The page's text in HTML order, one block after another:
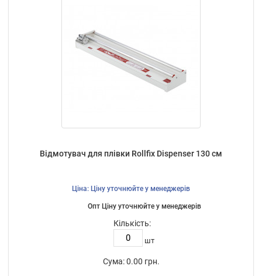
Відмотувач для плівки Rollfix Dispenser 130 см
Ціна: Ціну уточнюйте у менеджерів
Опт Ціну уточнюйте у менеджерів
Кількість:
шт
Сума: 0.00 грн.